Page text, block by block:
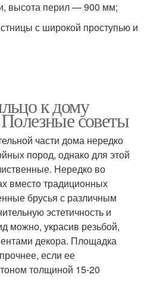
высота перил — 900 мм;
с широкой проступью и
к дому
советы
части дома нередко
пород, однако для этой
Нередко во
вместо традиционных
брусья с различным
эстетичность и
можно, украсив резьбой,
декора. Площадка
если ее
толщиной 15-20